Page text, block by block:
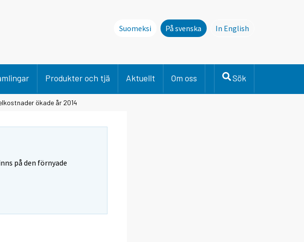
Suomeksi På svenska
In English
Produkter och tjä Aktuellt Om oss Sök
ökade år 2014
på den förnyade